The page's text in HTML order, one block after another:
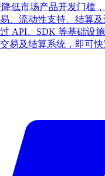
降低市场产品开发门槛
、流动性支持、结算
API、SDK 等基础设
易及结算系统，即可